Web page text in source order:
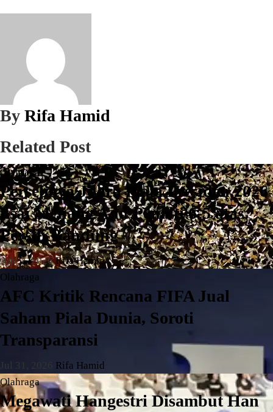
By Rifa Hamid
Related Post
Olahraga
Persebaya Juara Piala Presiden 2026
usai Menang Adu Penalti 6-5 atas
Persib Bandung
Agu 7, 2026Rifa Hamid
Olahraga
AFC Kritik Rencana FIFA Jual
Saham Piala Dunia, Soroti
Transparansi
Jul 31, 2026 Rifa Hamid
Olahraga
Megawati Hangestri Disambut Han